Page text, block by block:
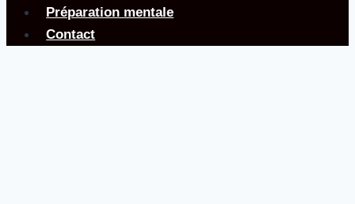
Préparation mentale
Contact